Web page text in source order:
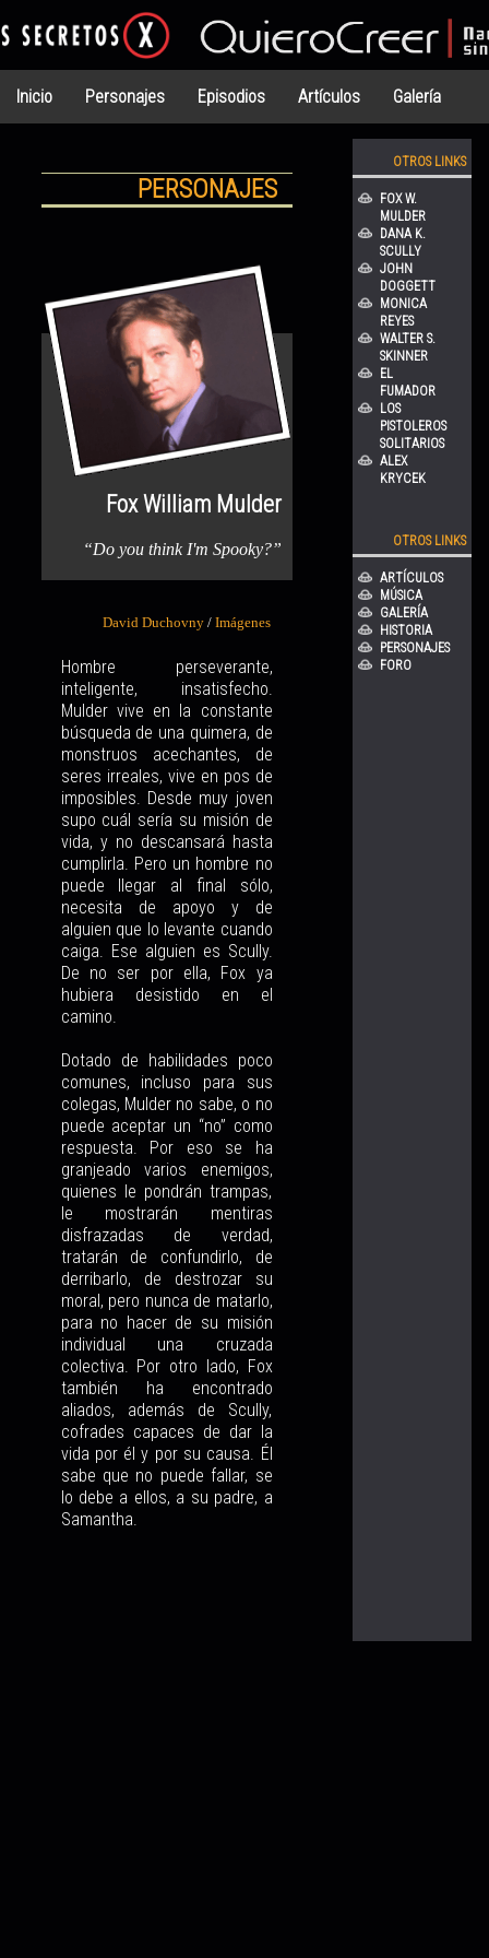
Inicio Personajes Episodios Artículos Galería
PERSONAJES
Fox William Mulder
“Do you think I'm Spooky?”
David Duchovny/ Imágenes
Hombre perseverante,
inteligente, insatisfecho.
Mulder vive en la constante
búsqueda de una quimera, de
monstruos acechantes, de
seres irreales, vive en pos de
imposibles. Desde muy joven
supo cuál sería su misión de
vida, y no descansará hasta
cumplirla. Pero un hombre no
puede llegar al final sólo,
necesita de apoyo y de
alguien que lo levante cuando
caiga. Ese alguien es Scully.
De no ser por ella, Fox ya
hubiera desistido en el
camino.
Dotado de habilidades poco
comunes, incluso para sus
colegas, Mulder no sabe, o no
puede aceptar un “no” como
respuesta. Por eso se ha
granjeado varios enemigos,
quienes le pondrán trampas,
le mostrarán mentiras
disfrazadas de verdad,
tratarán de confundirlo, de
derribarlo, de destrozar su
moral, pero nunca de matarlo,
para no hacer de su misión
individual una cruzada
colectiva. Por otro lado, Fox
también ha encontrado
aliados, además de Scully,
cofrades capaces de dar la
vida por él y por su causa. Él
sabe que no puede fallar, se
lo debe a ellos, a su padre, a
Samantha.
OTROS LINKS
FOX W.
MULDER
DANA K.
SCULLY
JOHN
DOGGETT
MONICA
REYES
WALTER S.
SKINNER
EL
FUMADOR
LOS
PISTOLEROS
SOLITARIOS
ALEX
KRYCEK
OTROS LINKS
ARTÍCULOS
MÚSICA
GALERÍA
HISTORIA
PERSONAJES
FORO